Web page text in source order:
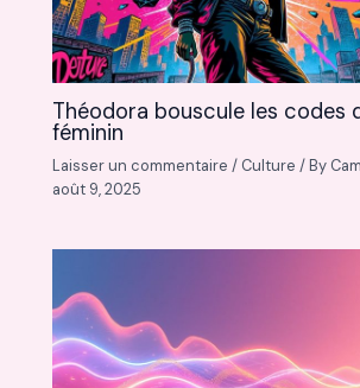
Théodora bouscule les codes
féminin
Laisser un commentaire / Culture / By
août 9, 2025